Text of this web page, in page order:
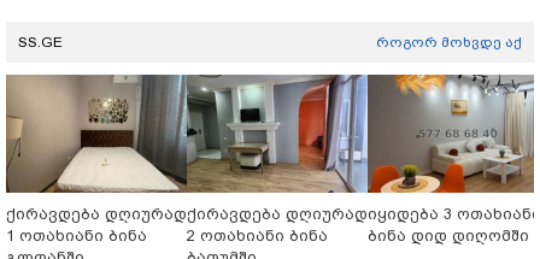
SS.GE როგორ მოხვდე აქ
ქირავდება დღიურად
1 ოთახიანი ბინა
ქირავდება დღიურად
2 ოთახიანი ბინა
იყიდება 3 ოთახიანი
ბინა დიდ დიღომში